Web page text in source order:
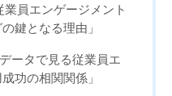
員エンゲージメント
鍵となる理由」
ータで見る従業員エ
功の相関関係」